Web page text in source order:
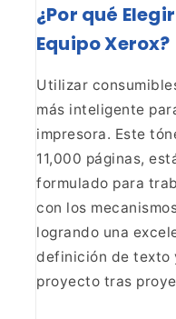
¿Por qué
Equipo Xerox?
Utilizar
más inteligente
impresora. Este
11,000 páginas,
formulado para
con los
logrando una
definición de texto
proyecto tras